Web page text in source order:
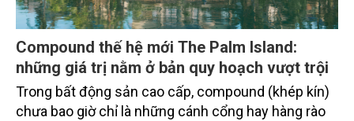
Compound thế hệ mới The Palm Island:
những giá trị nằm ở bản quy hoạch vượt trội
Trong bất động sản cao cấp, compound (khép kín)
chưa bao giờ chỉ là những cánh cổng hay hàng rào